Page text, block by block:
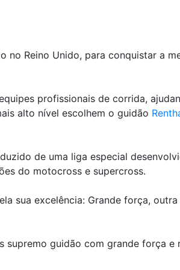
no Reino Unido, para conquistar a
profissionais de corrida,
alto nível escolhem o guidão
de uma liga especial
do motocross e supercross.
sua excelência: Grande força,
supremo guidão com grande força e